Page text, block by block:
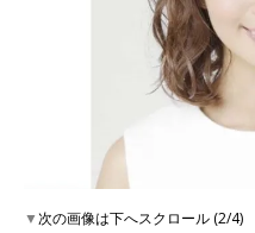
▼次の画像は下へスクロール (2/4)